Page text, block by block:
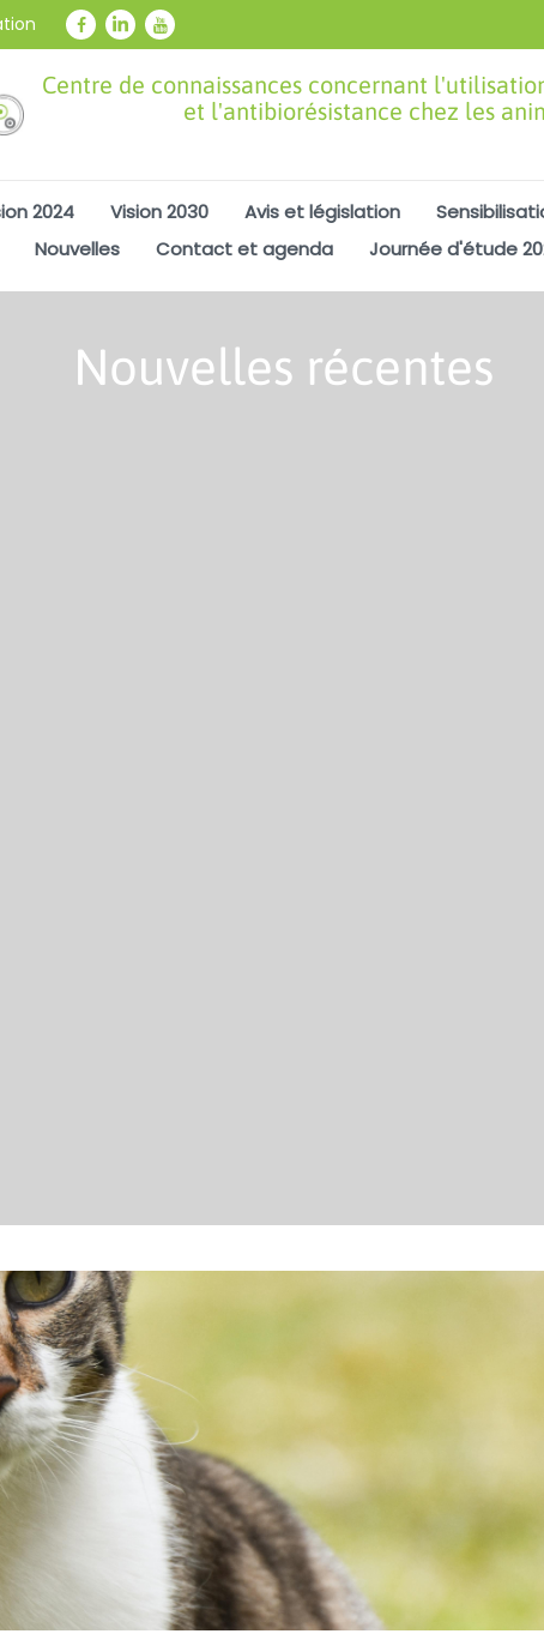
Centre de connaissances concernant
et l'antibiorésistance chez les
2024 Vision 2030 Avis et législation
Nouvelles Contact et agenda Journée d'étude
Nouvelles récentes